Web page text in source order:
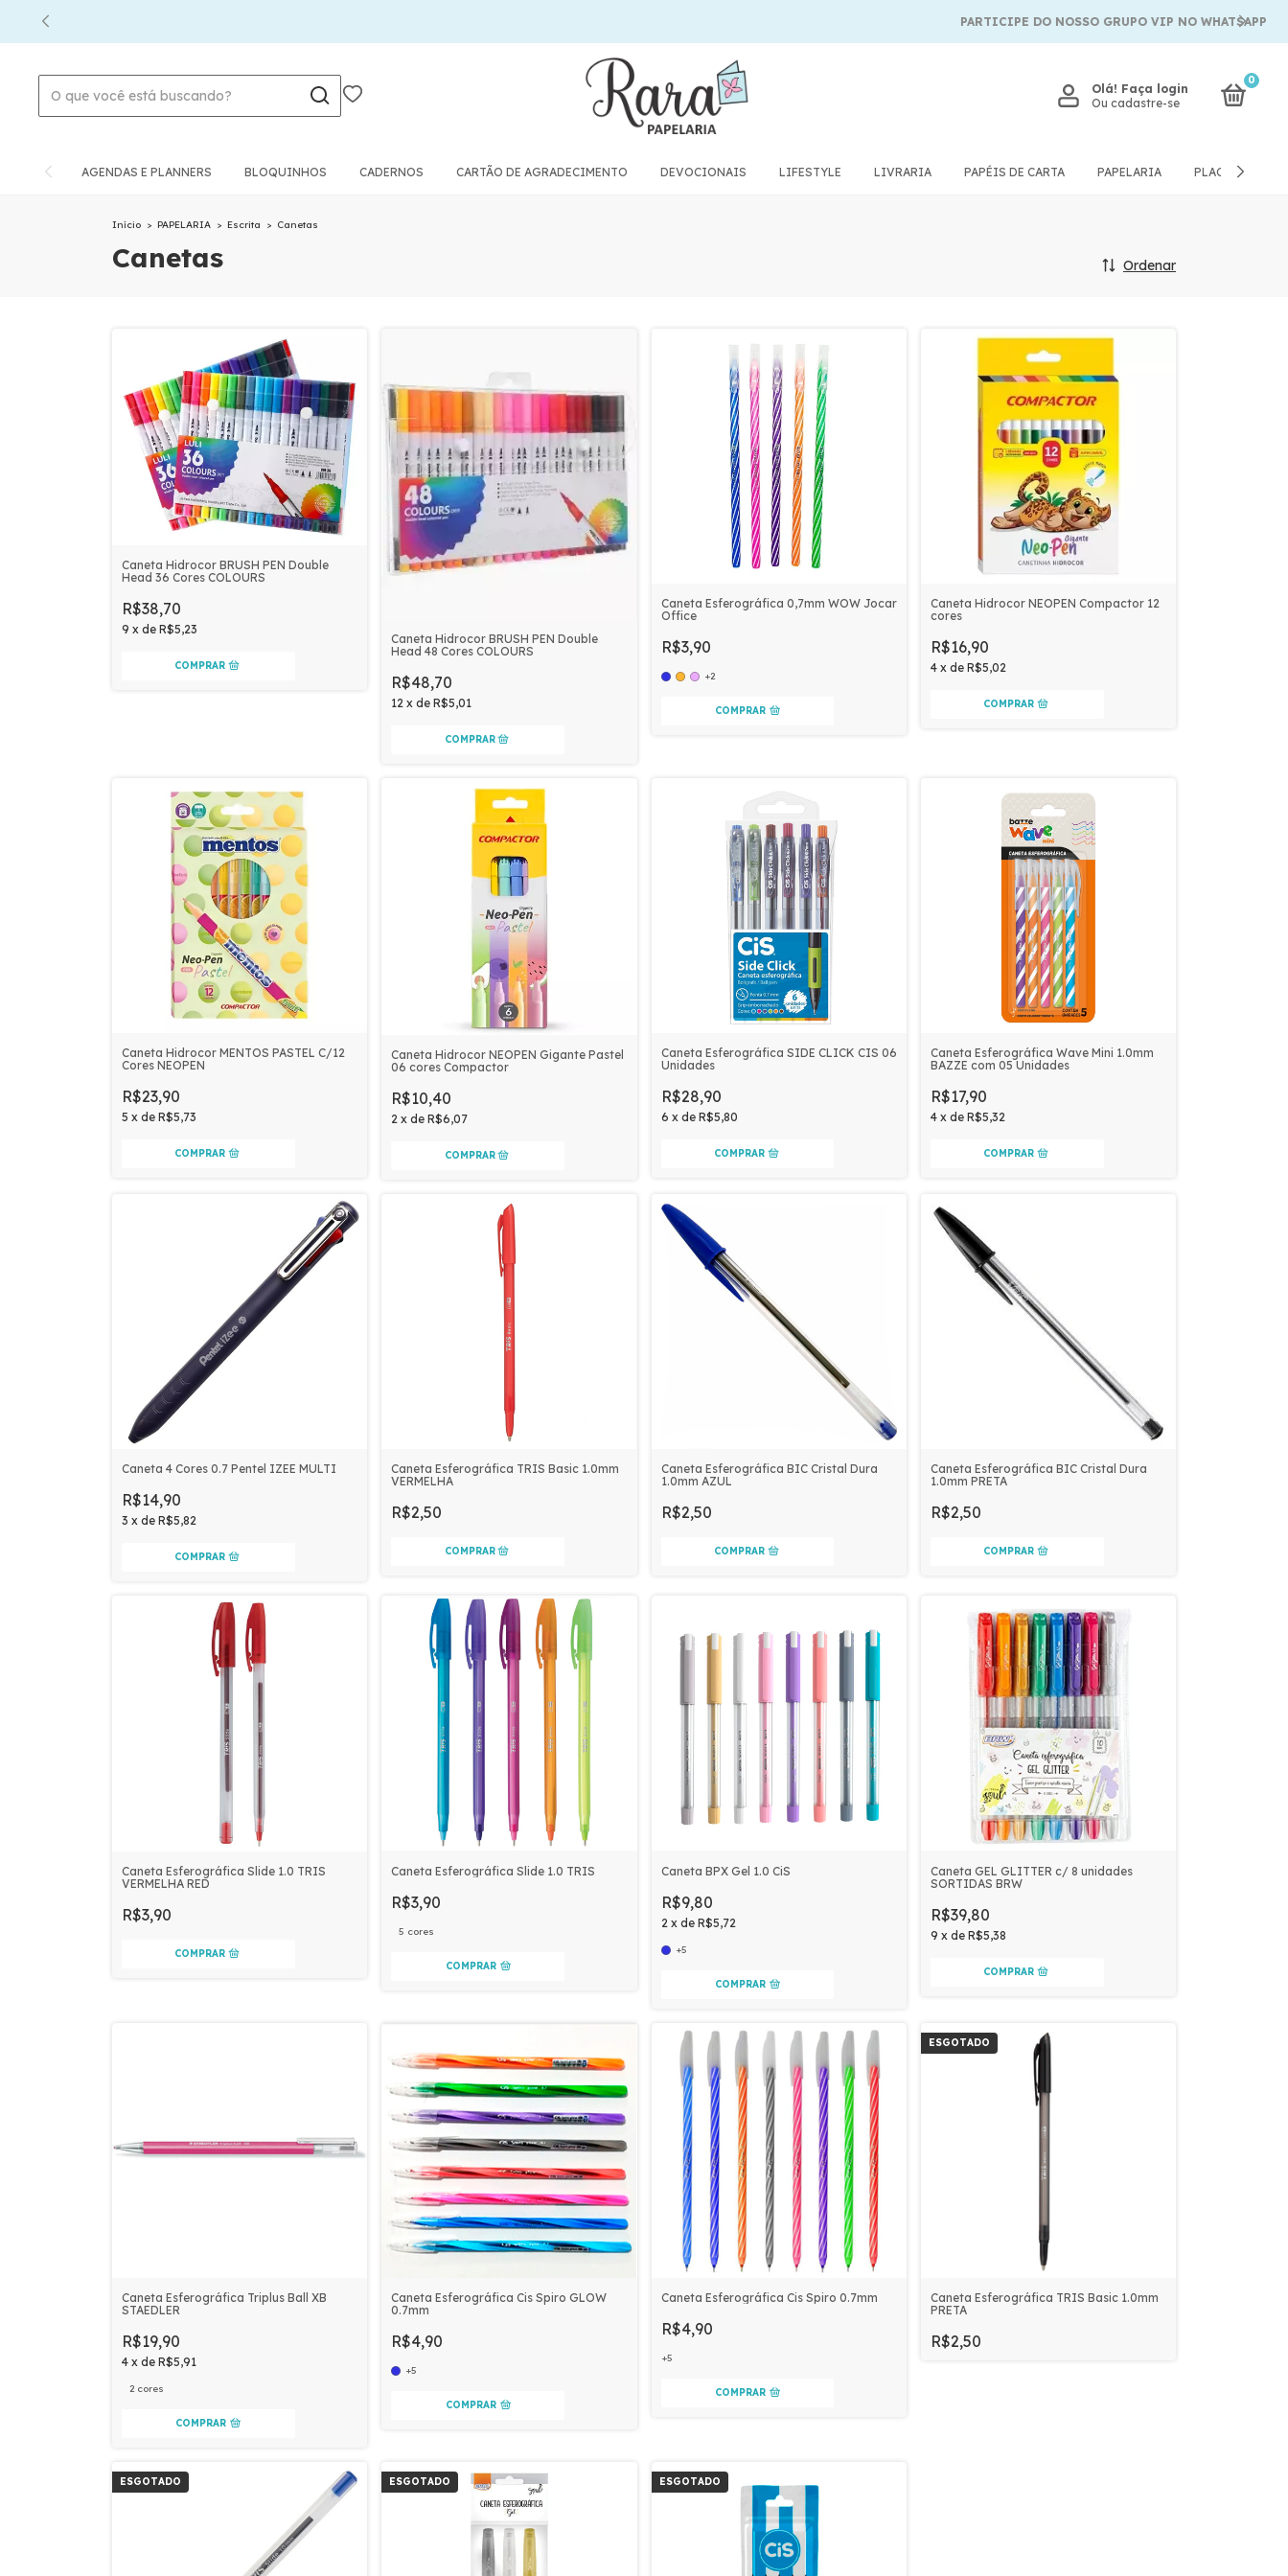
PARTICIPE DO NOSSO GRUPO VIP NO WHATSAPP
Olá! Faça login
Ou cadastre-se
0
AGENDAS E PLANNERS BLOQUINHOS CADERNOS CARTÃO DE AGRADECIMENTO DEVOCIONAIS LIFESTYLE LIVRARIA PAPÉIS DE CARTA PAPELARIA PLACAS E
Início > PAPELARIA > Escrita > Canetas
Canetas Ordenar
Caneta Hidrocor BRUSH PEN Double
Head 36 Cores COLOURS
R$38,70
9 x de R$5,23
Caneta Hidrocor BRUSH PEN Double
Head 48 Cores COLOURS
R$48,70
12 xdeR$5,01
Caneta Esferográfica 0,7mm WOW Jocar
Office
R$3,90
+2
COMPRAR
Caneta Hidrocor NEOPEN Compactor 12
cores
R$16,90
4 x de R$5,02
Caneta Hidrocor MENTOS PASTEL C/12
Cores NEOPEN
R$23,90
5 x de R$5,73
Caneta Hidrocor NEOPEN Gigante Pastel
06 cores Compactor
R$10,40
2 xdeR$6,07
Caneta Esferográfica SIDE CLICK CIS 06
Unidades
R$28,90
6 x de R$5,80
Caneta Esferográfica Wave Mini 1.0mm
BAZZE com 05 Unidades
R$17,90
4 x de R$5,32
Caneta 4 Cores 0.7 Pentel IZEE MULTI
R$14,90
3 x de R$5,82
Caneta Esferográfica TRIS Basic 1.0mm
VERMELHA
R$2,50
Caneta Esferográfica BIC Cristal Dura
1.0mm AZUL
R$2,50
Caneta Esferográfica BIC Cristal Dura
1.0mm PRETA
R$2,50
Caneta Esferográfica Slide 1.0 TRIS
VERMELHA RED
R$3,90
Caneta Esferográfica Slide 1.0 TRIS
R$3,90
5 cores
COMPRAR
Caneta BPX Gel 1.0 CiS
R$9,80
2 x de R$5,72
+5
COMPRAR
Caneta GEL GLITTER c/ 8 unidades
SORTIDAS BRW
R$39,80
9 x de R$5,38
Caneta Esferográfica Triplus Ball XB
STAEDLER
R$19,90
4 x de R$5,91
2 cores
COMPRAR
Caneta Esferográfica Cis Spiro GLOW
0.7mm
R$4,90
+5
COMPRAR
Caneta Esferográfica Cis Spiro 0.7mm
R$4,90
+5
COMPRAR
ESGOTADO
Caneta Esferográfica TRIS Basic 1.0mm
PRETA
R$2,50
ESGOTADO ESGOTADO ESGOTADO